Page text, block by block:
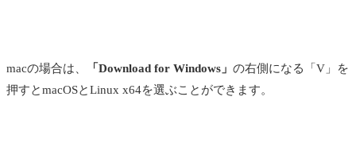
macの場合は、 「Download for Windows」 の右側になる「V」を
押すとmacOSとLinux x64を選ぶことができます。